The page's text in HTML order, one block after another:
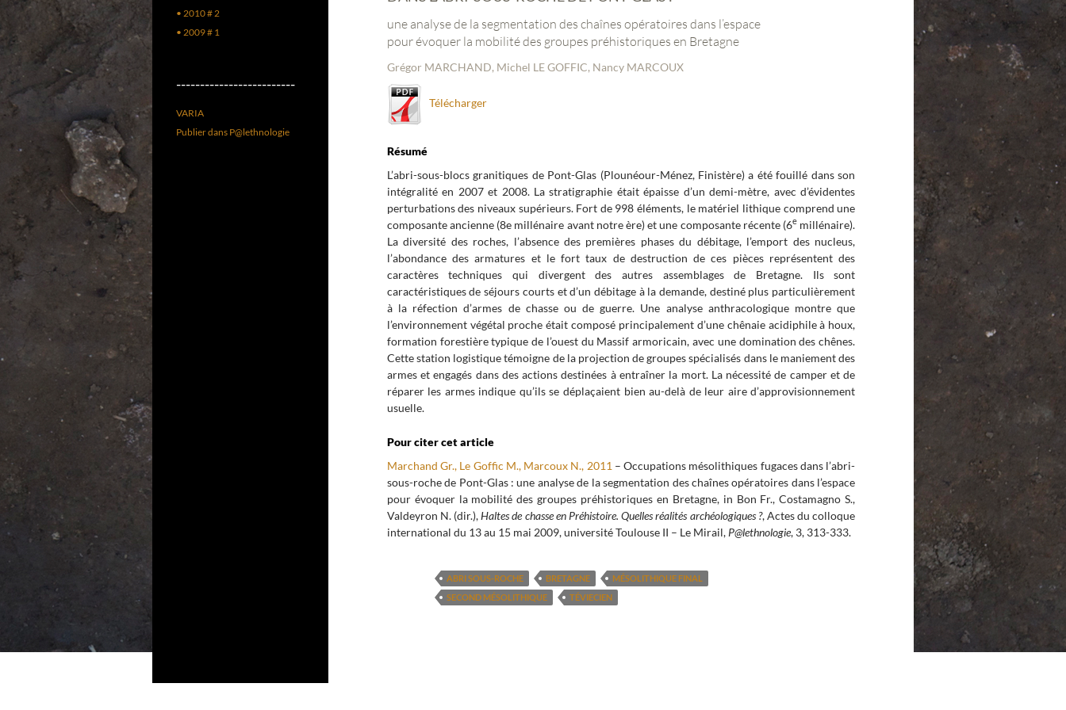
une analyse de la segmentation des chaînes opératoires dans l’espace
pour évoquer la mobilité des groupes préhistoriques en Bretagne
Grégor MARCHAND, Michel LE GOFFIC, Nancy MARCOUX
Télécharger
Résumé
L’abri-sous-blocs granitiques de Pont-Glas (Plounéour-Ménez, Finistère) a été fouillé dans son
intégralité en 2007 et 2008. La stratigraphie était épaisse d’un demi-mètre, avec d’évidentes
perturbations des niveaux supérieurs. Fort de 998 éléments, le matériel lithique comprend une
composante ancienne (8e millénaire avant notre ère) et une composante récente (6e millénaire).
La diversité des roches, l’absence des premières phases du débitage, l’emport des nucleus,
l’abondance des armatures et le fort taux de destruction de ces pièces représentent des
caractères techniques qui divergent des autres assemblages de Bretagne. Ils sont
caractéristiques de séjours courts et d’un débitage à la demande, destiné plus particulièrement
à la réfection d’armes de chasse ou de guerre. Une analyse anthracologique montre que
l’environnement végétal proche était composé principalement d’une chênaie acidiphile à houx,
formation forestière typique de l’ouest du Massif armoricain, avec une domination des chênes.
Cette station logistique témoigne de la projection de groupes spécialisés dans le maniement des
armes et engagés dans des actions destinées à entraîner la mort. La nécessité de camper et de
réparer les armes indique qu’ils se déplaçaient bien au-delà de leur aire d’approvisionnement
usuelle.
Pour citer cet article
Marchand Gr., Le Goffic M., Marcoux N., 2011 – Occupations mésolithiques fugaces dans l’abri-
sous-roche de Pont-Glas : une analyse de la segmentation des chaînes opératoires dans l’espace
pour évoquer la mobilité des groupes préhistoriques en Bretagne, in Bon Fr., Costamagno S.,
Valdeyron N. (dir.),Haltes de chasse en Préhistoire. Quelles réalités archéologiques ?, Actes du colloque
international du 13 au 15 mai 2009, université Toulouse II – Le Mirail, P@lethnologie, 3, 313-333.
ABRI SOUS-ROCHE BRETAGNE
MÉSOLITHIQUE FINAL
SECOND MÉSOLITHIQUE
TÉVIECIEN
• 2010 # 2
• 2009 # 1
–––––––––––––––––––––––––
VARIA
Publier dans P@lethnologie